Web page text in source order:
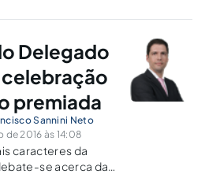
de polícia a
Delegado
celebração
premiada
Sannini Neto
de 2016 às 14:08
caracteres da
se acerca da